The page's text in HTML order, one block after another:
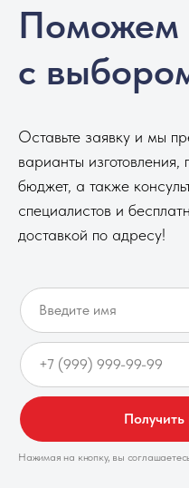
Поможем
с
Оставьте заявку и мы
варианты
бюджет, а также
специалистов и
доставкой по адресу!
Нажимая на кнопку, вы